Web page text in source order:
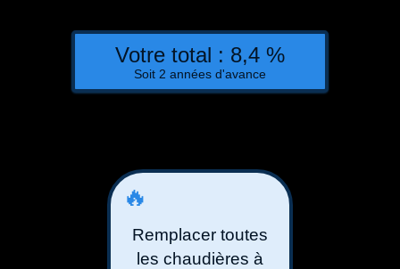
Votre total : 8,4 %
Soit 2 années d'avance
🔥
Remplacer toutes
les chaudières à